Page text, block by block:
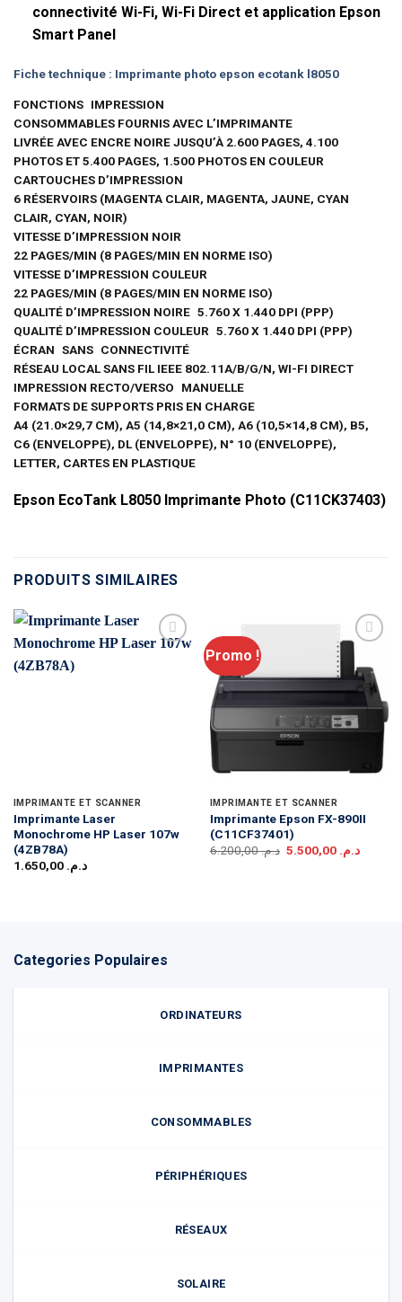
connectivité Wi-Fi, Wi-Fi Direct et application Epson
Smart Panel
Fiche technique : Imprimante photo epson ecotank l8050
FONCTIONS IMPRESSION
CONSOMMABLES FOURNIS AVEC L’IMPRIMANTE
LIVRÉE AVEC ENCRE NOIRE JUSQU’À 2.600 PAGES, 4.100
PHOTOS ET 5.400 PAGES, 1.500 PHOTOS EN COULEUR
CARTOUCHES D’IMPRESSION
6 RÉSERVOIRS (MAGENTA CLAIR, MAGENTA, JAUNE, CYAN
CLAIR, CYAN, NOIR)
VITESSE D’IMPRESSION NOIR
22 PAGES/MIN (8 PAGES/MIN EN NORME ISO)
VITESSE D’IMPRESSION COULEUR
22 PAGES/MIN (8 PAGES/MIN EN NORME ISO)
QUALITÉ D’IMPRESSION NOIRE 5.760 X 1.440 DPI (PPP)
QUALITÉ D’IMPRESSION COULEUR 5.760 X 1.440 DPI (PPP)
ÉCRAN SANS CONNECTIVITÉ
RÉSEAU LOCAL SANS FIL IEEE 802.11A/B/G/N, WI-FI DIRECT
IMPRESSION RECTO/VERSO
MANUELLE
FORMATS DE SUPPORTS PRIS EN CHARGE
A4 (21.0×29,7 CM), A5 (14,8×21,0 CM), A6 (10,5×14,8 CM), B5,
C6 (ENVELOPPE), DL (ENVELOPPE), N° 10 (ENVELOPPE),
LETTER, CARTES EN PLASTIQUE
Epson EcoTank L8050 Imprimante Photo (C11CK37403)
PRODUITS SIMILAIRES
IMPRIMANTE ET SCANNER
Imprimante Laser
Monochrome HP Laser 107w
(4ZB78A)
د.م. 1.650,00
Promo !
IMPRIMANTE ET SCANNER
Imprimante Epson FX-890II
(C11CF37401)
د.م.6.200,00
Le
د.م. 5.500,00
Le
Categories Populaires
ORDINATEURS
IMPRIMANTES
CONSOMMABLES
PÉRIPHÉRIQUES
RÉSEAUX
SOLAIRE